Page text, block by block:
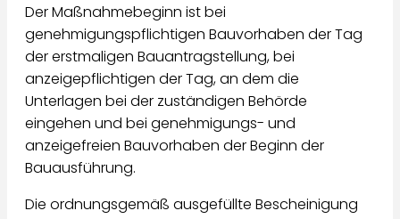
Der Maßnahmebeginn ist bei
genehmigungspflichtigen Bauvorhaben der Tag
der erstmaligen Bauantragstellung, bei
anzeigepflichtigen der Tag, an dem die
Unterlagen bei der zuständigen Behörde
eingehen und bei genehmigungs- und
anzeigefreien Bauvorhaben der Beginn der
Bauausführung.
Die ordnungsgemäß ausgefüllte Bescheinigung